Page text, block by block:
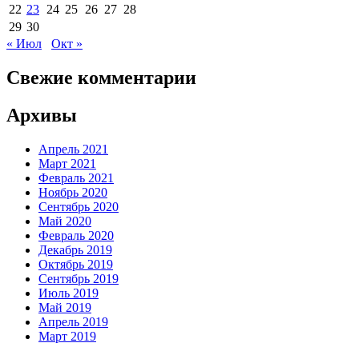
22 23 24 25 26 27 28
29 30
« Июл
Окт »
Свежие комментарии
Архивы
Апрель 2021
Март 2021
Февраль 2021
Ноябрь 2020
Сентябрь 2020
Май 2020
Февраль 2020
Декабрь 2019
Октябрь 2019
Сентябрь 2019
Июль 2019
Май 2019
Апрель 2019
Март 2019